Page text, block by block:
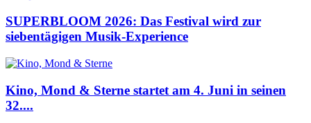
SUPERBLOOM 2026: Das Festival wird zur
siebentägigen Musik-Experience
Kino, Mond & Sterne startet am 4. Juni in seinen
32....